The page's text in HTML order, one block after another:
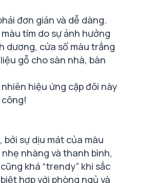
đơn giản và dễ dàng.
tím do sự ảnh hưởng
dương, cửa sổ màu trắng
gỗ cho sàn nhà, bàn
hiệu ứng cặp đôi này
sự dịu mát của màu
nhàng và thanh bình,
khá “trendy” khi sắc
hợp với phòng ngủ và